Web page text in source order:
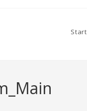
Start